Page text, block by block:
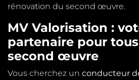
rénovation du second œuvre.
MV Valorisation :
partenaire pour
second œuvre
Vous cherchez un conducteur